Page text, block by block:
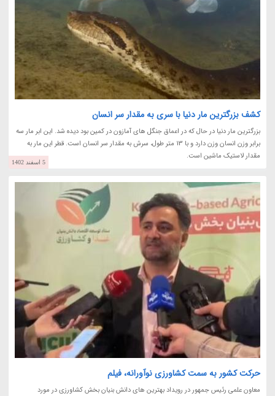
کشف بزرگترین مار دنیا با سری به مقدار سر انسان
بزرگترین مار دنیا در حال که در اعماق جنگل های آمازون در کمین بود دیده شد. این ابر مار سه
برابر وزن انسان وزن دارد و با 13 متر طول، سرش به مقدار سر انسان است. قطر این مار به
مقدار لاستیک ماشین است.
5 اسفند 1402
حرکت کشور به سمت کشاورزی نوآورانه، فیلم
معاون علمی رئیس جمهور در رویداد بهترین های دانش بنیان بخش کشاورزی در مورد